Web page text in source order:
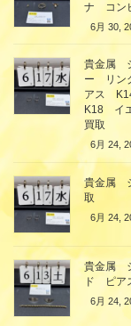
ナ コン
6月 30,
貴金属
ー リン
アス
K18 イ
買取
6月 24,
貴金属
取
6月 24,
貴金属
ド ピ
6月 24,